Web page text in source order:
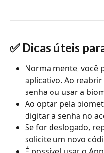
✅ Dicas úteis
Normalmente, você
aplicativo. Ao
senha ou usar a
Ao optar pela
digitar a senha no
Se for deslogado,
solicite um novo
É possível usar o